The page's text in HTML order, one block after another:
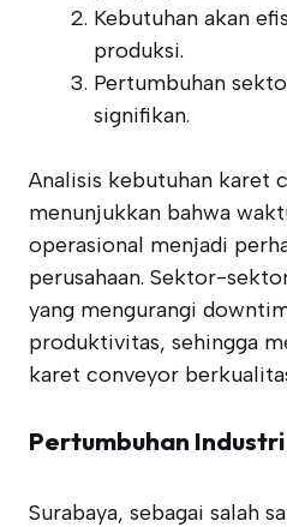
Kebutuhan akan
produksi.
Pertumbuhan
signifikan.
Analisis kebutuhan karet
menunjukkan bahwa
operasional menjadi
perusahaan. Sektor-
yang mengurangi
produktivitas, sehingga
karet conveyor
Pertumbuhan
Surabaya, sebagai salah